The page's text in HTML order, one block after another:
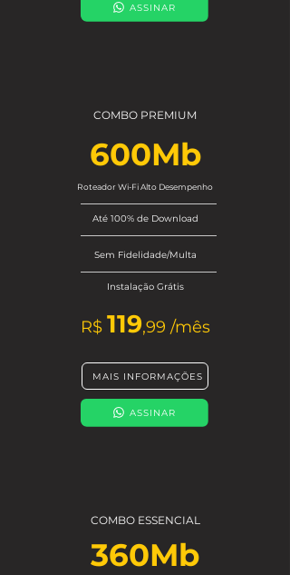
ASSINAR
COMBO PREMIUM
600Mb
Roteador Wi-Fi Alto Desempenho
Até 100% de Download
Sem Fidelidade/Multa
Instalação Grátis
R$ 119,99 /mês
MAIS INFORMAÇÕES
ASSINAR
COMBO ESSENCIAL
360Mb